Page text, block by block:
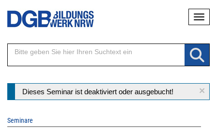
Direkt
Inhalt
×
Statusmeldung
Dieses Seminar ist deaktiviert oder ausgebucht!
Seminare